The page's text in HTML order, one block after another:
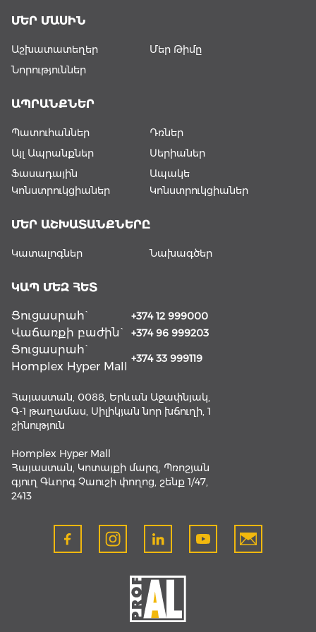
ՄԵՐ ՄԱՍԻՆ
Աշխատատեղեր
Մեր Թիմը
Նորություններ
ԱՊՐԱՆՔՆԵՐ
Պատուհաններ
Դռներ
Այլ Ապրանքներ
Սերիաներ
Ֆասադային
Կոնստրուկցիաներ
Ապակե
Կոնստրուկցիաներ
ՄԵՐ ԱՇԽԱՏԱՆՔՆԵՐԸ
Կատալոգներ Նախագծեր
ԿԱՊ ՄԵԶ ՀԵՏ
Ցուցասրահ` +374 12 999000
Վաճառքի բաժին` +374 96 999203
Ցուցասրահ`
Homplex Hyper Mall
+374 33 999119
Հայաստան, 0088, Երևան Աջափնյակ,
Գ-1 թաղամաս, Սիլիկյան նոր խճուղի, 1
շինություն
Homplex Hyper Mall
Հայաստան, Կոտայքի մարզ, Պռոշյան
գյուղ Գևորգ Չաուշի փողոց, շենք 1/47,
2413